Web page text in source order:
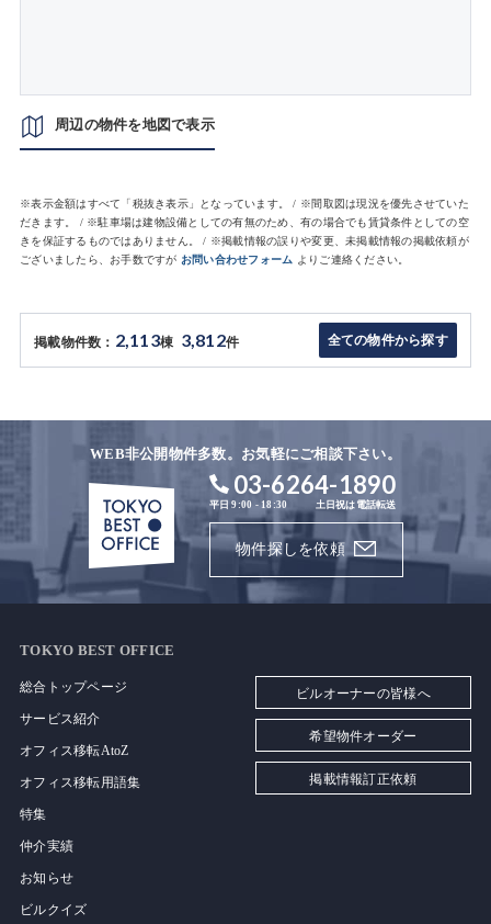
周辺の物件を地図で表示
※表示金額はすべて「税抜き表示」となっています。 / ※間取図は現況を優先させていた
だきます。 / ※駐車場は建物設備としての有無のため、有の場合でも賃貸条件としての空
きを保証するものではありません。 / ※掲載情報の誤りや変更、未掲載情報の掲載依頼が
ございましたら、お手数ですが お問い合わせフォーム よりご連絡ください。
掲載物件数： 2,113棟 3,812件 全ての物件から探す
WEB非公開物件多数。お気軽にご相談下さい。
03-6264-1890
平日 9:00 - 18:30 土日祝は電話転送
物件探しを依頼
TOKYO BEST OFFICE
総合トップページ
サービス紹介
オフィス移転AtoZ
オフィス移転用語集
特集
仲介実績
お知らせ
ビルクイズ
ビルオーナーの皆様へ
希望物件オーダー
掲載情報訂正依頼